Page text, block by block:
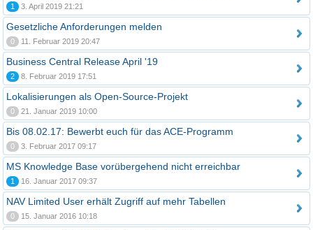
1 3. April 2019 21:21
Gesetzliche Anforderungen melden
0 11. Februar 2019 20:47
Business Central Release April '19
2 8. Februar 2019 17:51
Lokalisierungen als Open-Source-Projekt
0 21. Januar 2019 10:00
Bis 08.02.17: Bewerbt euch für das ACE-Programm
0 3. Februar 2017 09:17
MS Knowledge Base vorübergehend nicht erreichbar
1 16. Januar 2017 09:37
NAV Limited User erhält Zugriff auf mehr Tabellen
0 15. Januar 2016 10:18